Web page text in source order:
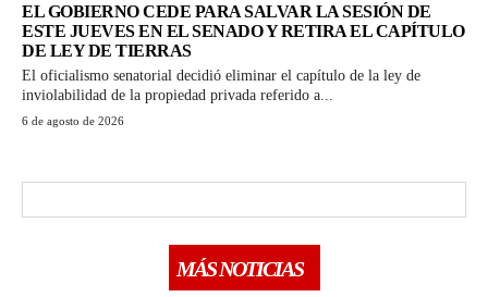
EL GOBIERNO CEDE PARA SALVAR LA SESIÓN DE
ESTE JUEVES EN EL SENADO Y RETIRA EL CAPÍTULO
DE LEY DE TIERRAS
El oficialismo senatorial decidió eliminar el capítulo de la ley de
inviolabilidad de la propiedad privada referido a...
6 de agosto de 2026
MÁS NOTICIAS